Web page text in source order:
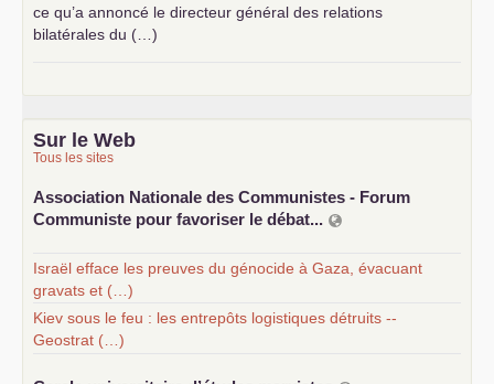
ce qu’a annoncé le directeur général des relations
bilatérales du (…)
Sur le Web
Tous les sites
Association Nationale des Communistes - Forum
Communiste pour favoriser le débat...
Israël efface les preuves du génocide à Gaza, évacuant
gravats et (…)
Kiev sous le feu : les entrepôts logistiques détruits --
Geostrat (…)